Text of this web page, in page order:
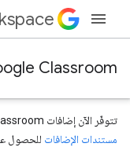
Classroom
تتوفّر الآن إضافات Google Classroom بشكل عام للمطوّرين. يُرجى الاطّلاع على
مستندات الإضافات للحصول